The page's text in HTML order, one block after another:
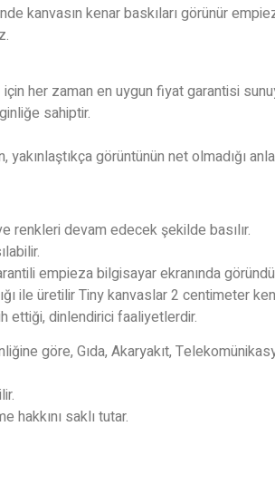
kanvasın kenar baskıları görünür
her zaman en uygun fiyat garantisi
sahiptir.
görüntünün net olmadığı
renkleri devam edecek şekilde basılır.
empieza bilgisayar ekranında
ile üretilir Tiny kanvaslar 2 centimeter
ettiği, dinlendirici faaliyetlerdir.
göre, Gıda, Akaryakıt,
saklı tutar.